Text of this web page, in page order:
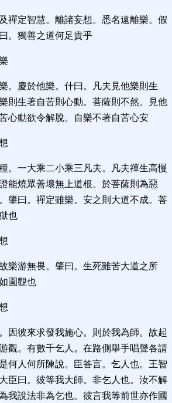
禪定智慧。離諸妄想。悉名遠離樂。假
。獨善之道何足貴乎
。慶於他樂。什曰。凡夫見他樂則生
則生著自苦則心動。菩薩則不然。見他
心動欲令解脫。自樂不著自苦心安
。一大乘二小乘三凡夫。凡夫禪生高慢
能燒眾善壞無上道根。於菩薩則為惡
肇曰。禪定雖樂。安之則大道不成。菩
也
樂游無畏。肇曰。生死雖苦大道之所
園觀也
因彼來求發我施心。則於我為師。故起
觀。有數千乞人。在路側舉手唱聲各請
何人何所陳說。臣答言。乞人也。王智
臣曰。彼等我大師。非乞人也。汝不解
我說法非為乞也。彼言我等前世亦作國